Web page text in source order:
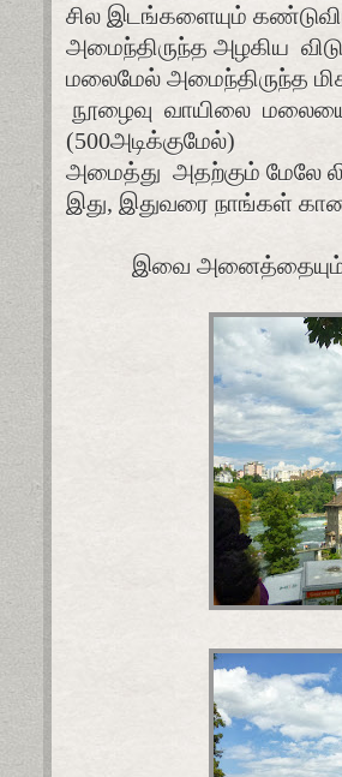
சில இடங்களையும்
அமைந்திருந்த அழகிய
மலைமேல் அமைந்திருந்த
நூழைவு வாயிலை
(500அடிக்குமேல்)
அமைத்து அதற்கும் மேலே
இது, இதுவரை நாங்கள்
இவை